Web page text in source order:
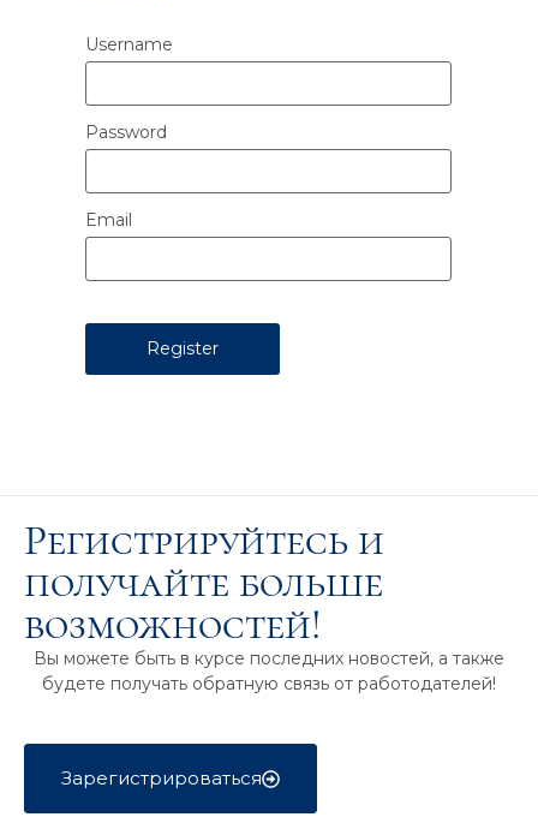
Username
Password
Email
Регистрируйтесь и
получайте больше
возможностей!
Вы можете быть в курсе последних новостей, а также
будете получать обратную связь от работодателей!
Зарегистрироваться